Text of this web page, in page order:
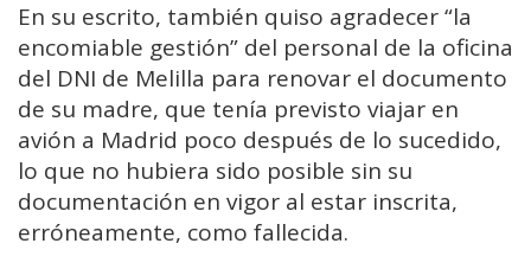
En su escrito, también quiso agradecer “la
encomiable gestión” del personal de la oficina
del DNI de Melilla para renovar el documento
de su madre, que tenía previsto viajar en
avión a Madrid poco después de lo sucedido,
lo que no hubiera sido posible sin su
documentación en vigor al estar inscrita,
erróneamente, como fallecida.